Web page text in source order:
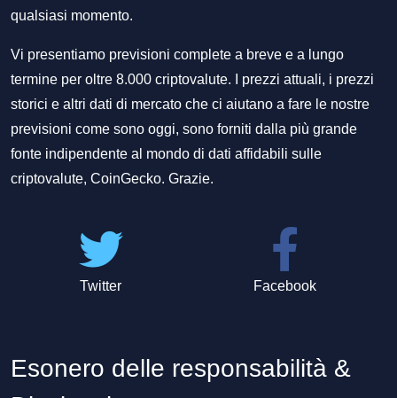
qualsiasi momento.
Vi presentiamo previsioni complete a breve e a lungo
termine per oltre 8.000 criptovalute. I prezzi attuali, i prezzi
storici e altri dati di mercato che ci aiutano a fare le nostre
previsioni come sono oggi, sono forniti dalla più grande
fonte indipendente al mondo di dati affidabili sulle
criptovalute, CoinGecko. Grazie.
Twitter Facebook
Esonero delle responsabilità &